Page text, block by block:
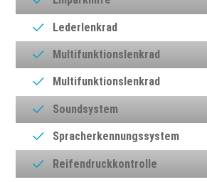
Lederlenkrad
Multifunktionslenkrad
Multifunktionslenkrad
Soundsystem
Spracherkennungssystem
Reifendruckkontrolle